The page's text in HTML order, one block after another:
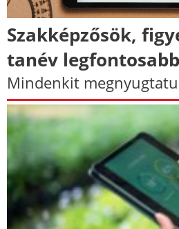
Szakképzősök,
tanév
Mindenkit